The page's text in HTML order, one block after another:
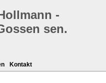
-
sen.
Kontakt